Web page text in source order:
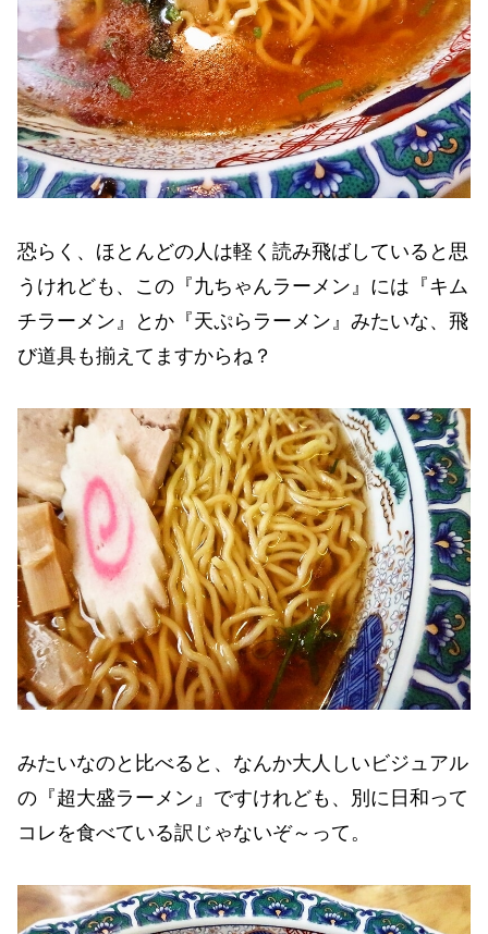
恐らく、ほとんどの人は軽く読み飛ばしていると思
うけれども、この『九ちゃんラーメン』には『キム
チラーメン』とか『天ぷらラーメン』みたいな、飛
び道具も揃えてますからね？
みたいなのと比べると、なんか大人しいビジュアル
の『超大盛ラーメン』ですけれども、別に日和って
コレを食べている訳じゃないぞ～って。